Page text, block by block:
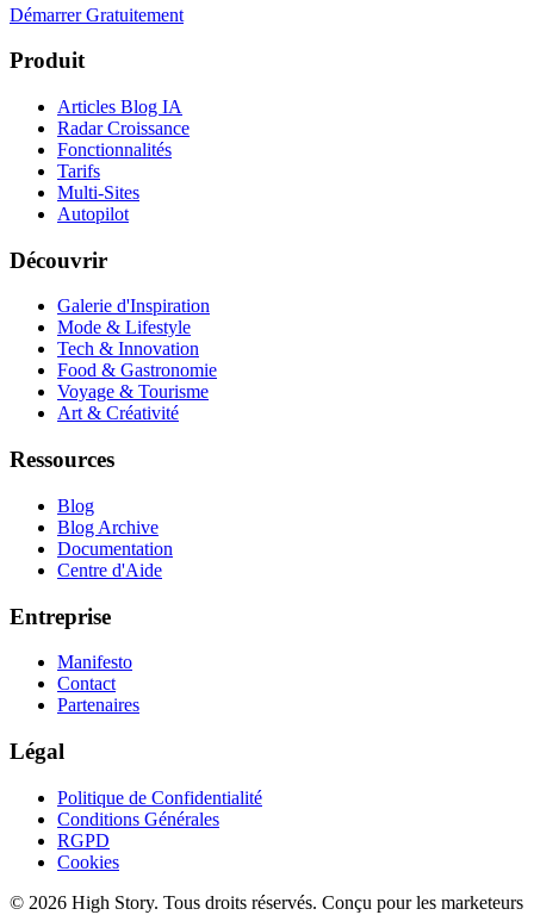
Démarrer Gratuitement
Produit
Articles Blog IA
Radar Croissance
Fonctionnalités
Tarifs
Multi-Sites
Autopilot
Découvrir
Galerie d'Inspiration
Mode & Lifestyle
Tech & Innovation
Food & Gastronomie
Voyage & Tourisme
Art & Créativité
Ressources
Blog
Blog Archive
Documentation
Centre d'Aide
Entreprise
Manifesto
Contact
Partenaires
Légal
Politique de Confidentialité
Conditions Générales
RGPD
Cookies
© 2026 High Story. Tous droits réservés. Conçu pour les marketeurs